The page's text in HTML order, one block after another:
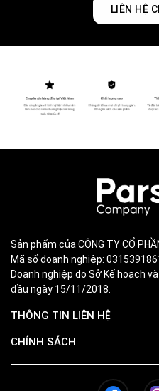
LIÊN HỆ
Sản phẩm của CÔNG TY CỔ
Mã số doanh nghiệp:
Doanh nghiệp do Sở Kế hoạch
đầu ngày 15/11/2018.
THÔNG TIN LIÊN HỆ
CHÍNH SÁCH